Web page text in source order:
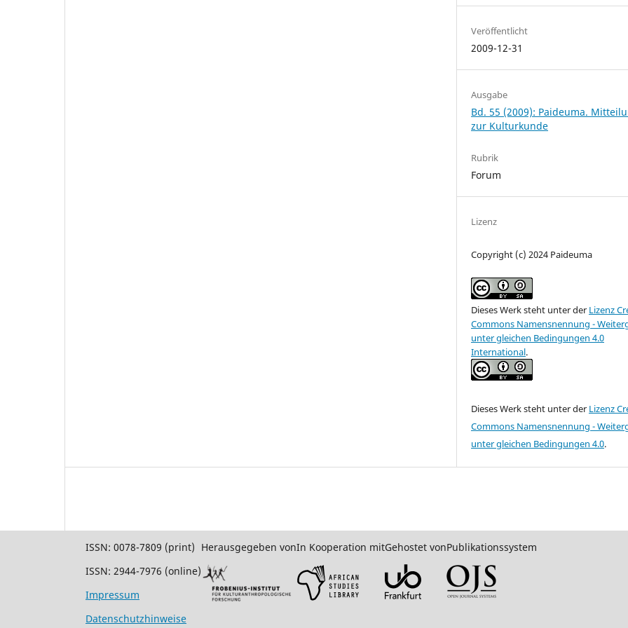
Veröffentlicht
2009-12-31
Ausgabe
Bd. 55 (2009): Paideuma.
zur Kulturkunde
Rubrik
Forum
Lizenz
Copyright (c) 2024 Paideuma
Dieses Werk steht unter der Lizenz
Commons Namensnennung -
unter gleichen Bedingungen 4.0
International.
Dieses Werk steht unter der Lizenz
Commons Namensnennung -
unter gleichen Bedingungen 4.0.
ISSN: 0078-7809 (print)
ISSN: 2944-7976 (online)
Impressum
Datenschutzhinweise
Herausgegeben vonIn Kooperation mitGehostet vonPublikationssystem